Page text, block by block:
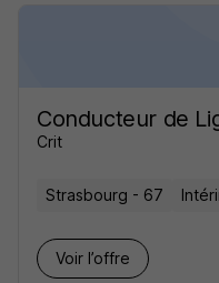
Conducteur de
Crit
Strasbourg - 67
Voir l’offre